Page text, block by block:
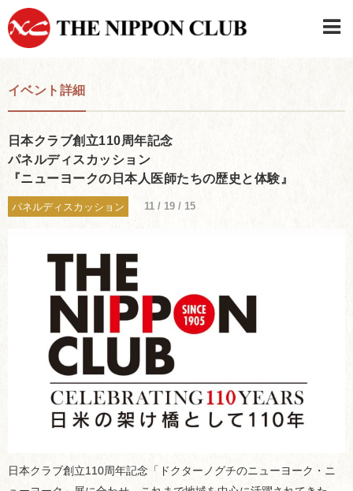
イベント詳細
日本クラブ創立110周年記念
パネルディスカッション
『ニューヨークの日本人医師たちの歴史と体験』
パネルディスカッション 11 / 19 / 15
日本クラブ創立110周年記念「ドクターノグチのニューヨーク・ニ
日本クラブメンバーログイン
連絡先・駐車場
はじめてご利用の方はこちら